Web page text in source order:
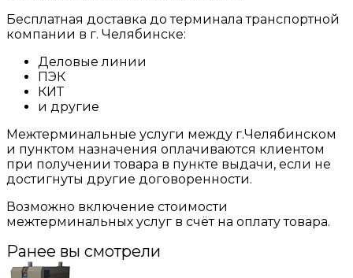
Бесплатная доставка до терминала транспортной
компании в г. Челябинске:
Деловые линии
ПЭК
КИТ
и другие
Межтерминальные услуги между г.Челябинском
и пунктом назначения оплачиваются клиентом
при получении товара в пункте выдачи, если не
достигнуты другие договоренности.
Возможно включение стоимости
межтерминальных услуг в счёт на оплату товара.
Ранее вы смотрели